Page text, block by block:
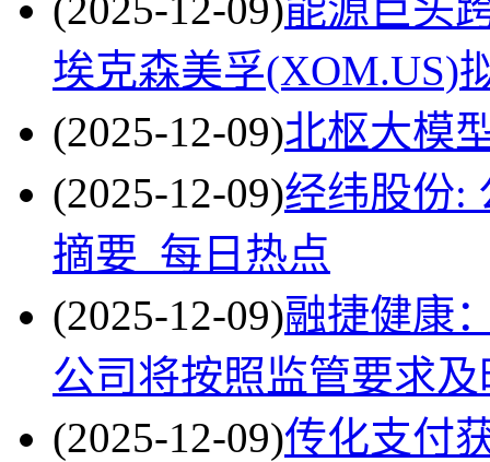
埃克森美孚(XOM.US)
(2025-12-09)北枢大模
(2025-12-09)经纬股份:
摘要_每日热点
(2025-12-09)融捷健康
公司将按照监管要求
(2025-12-09)传化支付